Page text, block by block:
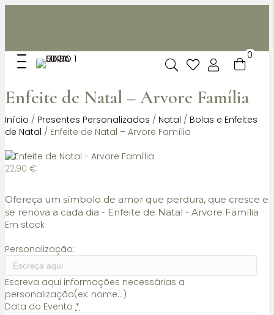
0
Enfeite de Natal – Arvore Família
Início / Presentes Personalizados / Natal / Bolas e Enfeites
de Natal / Enfeite de Natal – Arvore Família
22,90 €
Ofereça um símbolo de amor que perdura, que cresce e
se renova a cada dia - Enfeite de Natal - Arvore Família
Em stock
Personalização:
Escreva aqui informações necessárias a
personalização(ex: nome...)
Data do Evento *